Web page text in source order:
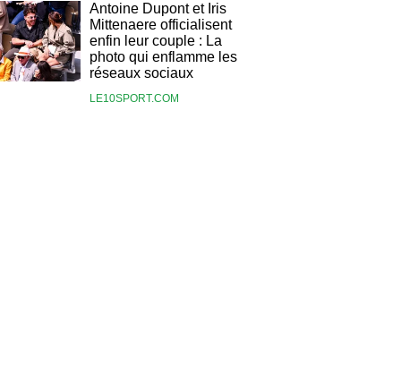
Antoine Dupont et Iris
Mittenaere officialisent
enfin leur couple : La
photo qui enflamme les
réseaux sociaux
LE10SPORT.COM